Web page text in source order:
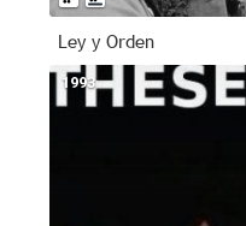
Ley y Orden
1993